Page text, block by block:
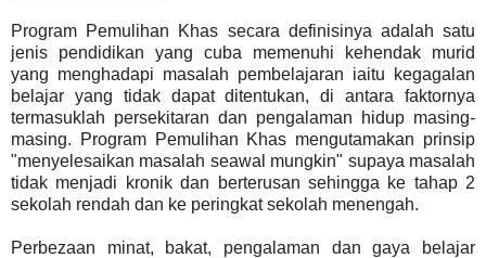
Program Pemulihan Khas secara definisinya adalah satu
jenis pendidikan yang cuba memenuhi kehendak murid
yang menghadapi masalah pembelajaran iaitu kegagalan
belajar yang tidak dapat ditentukan, di antara faktornya
termasuklah persekitaran dan pengalaman hidup masing-
masing. Program Pemulihan Khas mengutamakan prinsip
"menyelesaikan masalah seawal mungkin" supaya masalah
tidak menjadi kronik dan berterusan sehingga ke tahap 2
sekolah rendah dan ke peringkat sekolah menengah.
Perbezaan minat, bakat, pengalaman dan gaya belajar